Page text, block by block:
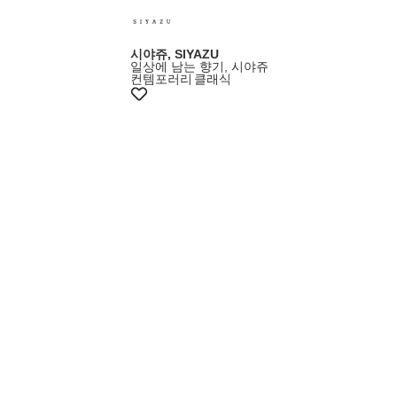
시야쥬, SIYAZU
일상에 남는 향기, 시야쥬
컨템포러리 클래식